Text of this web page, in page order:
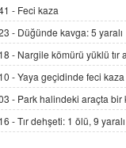
DR. EKREM
Gerçek Ne,
Yürüyoruz"
19.07.2025 12:45
GÖNÜL
Şifacının Yolu
04.11.2025 12:56
- Feci kaza
- Düğünde kavga: 5 yaralı
- Nargile kömürü yüklü tır
-Yaya geçidinde feci kaza
- Park halindeki araçta bir
-Tır dehşeti: 1 ölü, 9 yaralı